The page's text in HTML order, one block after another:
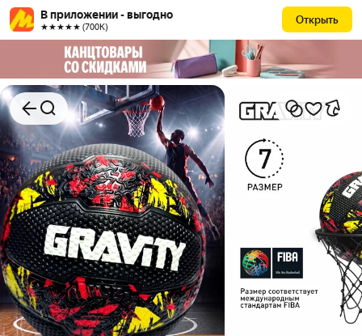
В приложении - выгодно
★★★★★ (700К)
Открыть